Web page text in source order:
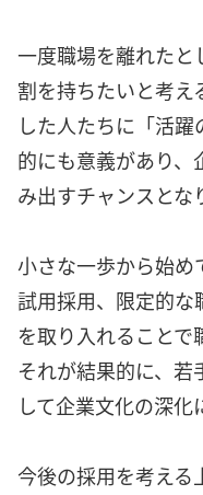
一度職場を離れたと
割を持ちたいと考え
した人たちに「活
的にも意義があり、
み出すチャンスとな
小さな一歩から始め
試用採用、限定的な
を取り入れることで
それが結果的に、若
して企業文化の深化
今後の採用を考える